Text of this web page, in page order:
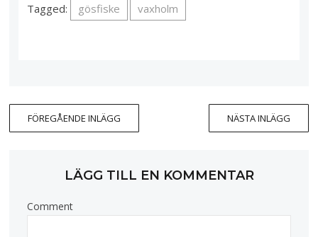
Tagged: gösfiske vaxholm
FÖREGÅENDE INLÄGG NÄSTA INLÄGG
LÄGG TILL EN KOMMENTAR
Comment